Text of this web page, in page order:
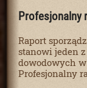
Profesjonalny
Raport
stanowi jeden
dowodowych
Profesjonalny